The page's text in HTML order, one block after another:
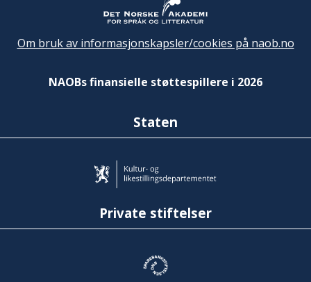
Om bruk av informasjonskapsler/cookies på naob.no
NAOBs finansielle støttespillere i 2026
Staten
Private stiftelser